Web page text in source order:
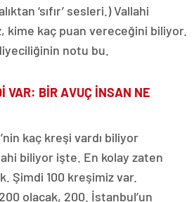
‘sıfır’ sesleri.) Vallahi
kime kaç puan vereceğini biliyor.
notu bu.
VAR: BİR AVUÇ İNSAN NE
kaç kreşi vardı biliyor
biliyor işte. En kolay zaten
Şimdi 100 kreşimiz var.
olacak, 200. İstanbul’un